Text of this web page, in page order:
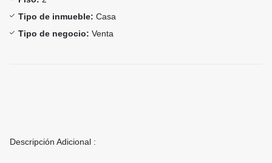
Tipo de inmueble: Casa
Tipo de negocio: Venta
Descripción Adicional :